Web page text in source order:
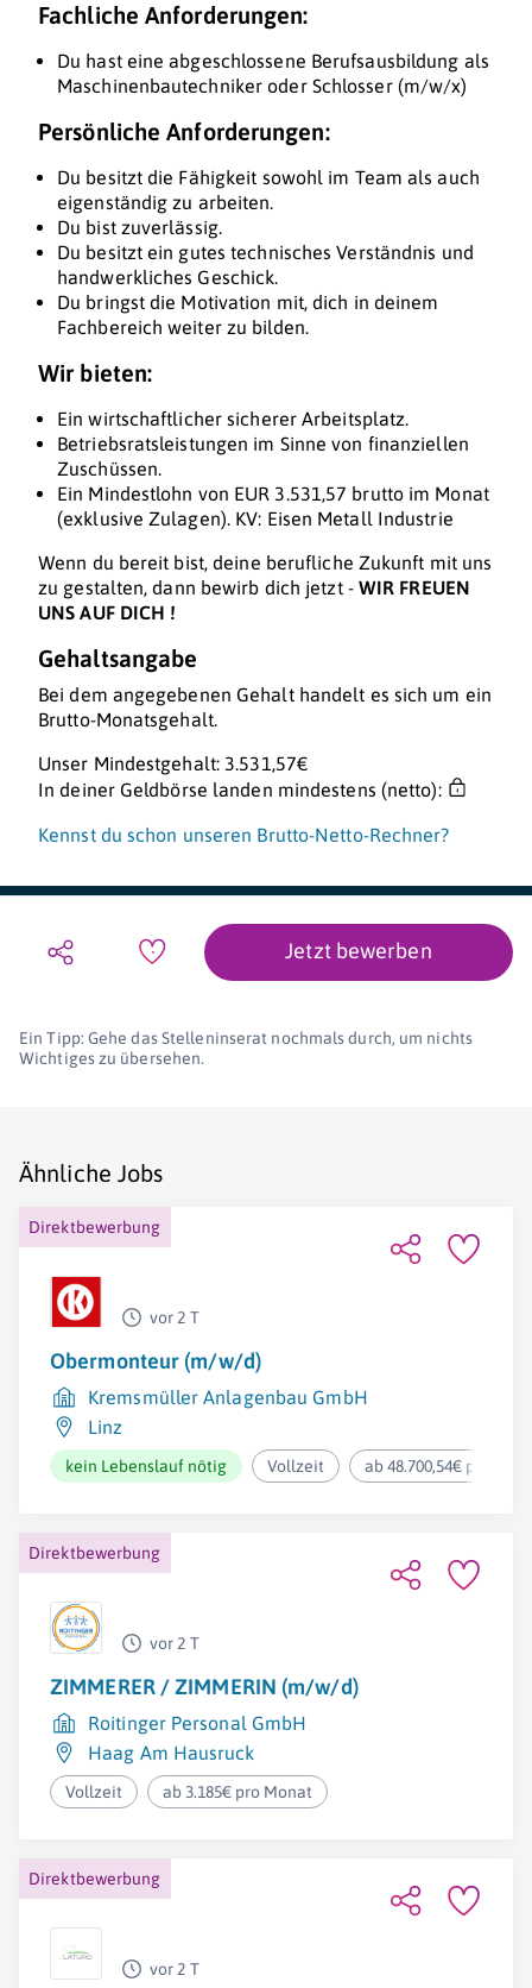
Fachliche Anforderungen:
Du hast eine abgeschlossene Berufsausbildung als
Maschinenbautechniker oder Schlosser (m/w/x)
Persönliche Anforderungen:
Du besitzt die Fähigkeit sowohl im Team als auch
eigenständig zu arbeiten.
Du bist zuverlässig.
Du besitzt ein gutes technisches Verständnis und
handwerkliches Geschick.
Du bringst die Motivation mit, dich in deinem
Fachbereich weiter zu bilden.
Wir bieten:
Ein wirtschaftlicher sicherer Arbeitsplatz.
Betriebsratsleistungen im Sinne von finanziellen
Zuschüssen.
Ein Mindestlohn von EUR 3.531,57 brutto im Monat
(exklusive Zulagen). KV: Eisen Metall Industrie
Wenn du bereit bist, deine berufliche Zukunft mit uns
zu gestalten, dann bewirb dich jetzt - WIR FREUEN
UNS AUF DICH !
Gehaltsangabe
Bei dem angegebenen Gehalt handelt es sich um ein
Brutto-Monatsgehalt.
Unser Mindestgehalt: 3.531,57€
In deiner Geldbörse landen mindestens (netto):
Kennst du schon unseren Brutto-Netto-Rechner?
Jetzt bewerben
Ein Tipp: Gehe das Stelleninserat nochmals durch, um nichts
Wichtiges zu übersehen.
Ähnliche Jobs
Direktbewerbung
vor 2 T
Obermonteur (m/w/d)
Kremsmüller Anlagenbau GmbH
Linz
kein Lebenslauf nötig Vollzeit ab 48.700,54€ pro Jahr
Direktbewerbung
vor 2 T
ZIMMERER / ZIMMERIN (m/w/d)
Roitinger Personal GmbH
Haag Am Hausruck
Vollzeit ab 3.185€ pro Monat
Direktbewerbung
vor 2 T